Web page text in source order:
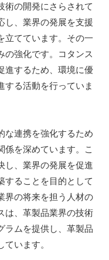
術の開発にさらされて
し、業界の発展を支援
立てています。その一
の強化です。コタンス
進するため、環境に優
する活動を行っていま
な連携を強化するため
係を深めています。こ
し、業界の発展を促進
することを目的として
界の将来を担う人材の
は、革製品業界の技術
ラムを提供し、革製品
います。